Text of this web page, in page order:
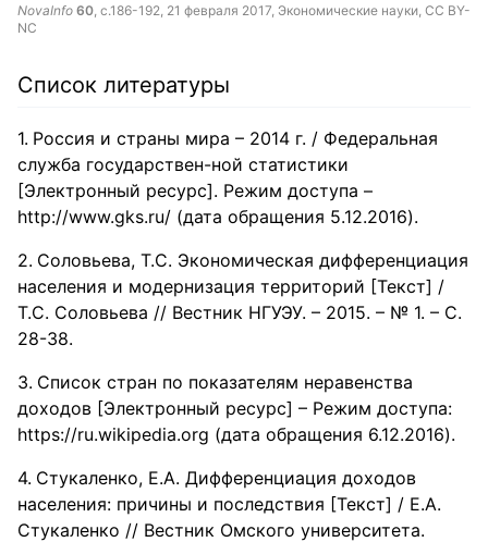
NovaInfo 60, с.186-192, 21 февраля 2017, Экономические науки, CC BY-
NC
Список литературы
Россия и страны мира – 2014 г. / Федеральная
служба государствен-ной статистики
[Электронный ресурс]. Режим доступа –
http://www.gks.ru/ (дата обращения 5.12.2016).
Соловьева, Т.С. Экономическая дифференциация
населения и модернизация территорий [Текст] /
Т.С. Соловьева // Вестник НГУЭУ. – 2015. – № 1. – С.
28-38.
Список стран по показателям неравенства
доходов [Электронный ресурс] – Режим доступа:
https://ru.wikipedia.org (дата обращения 6.12.2016).
Стукаленко, E.A. Дифференциация доходов
населения: причины и последствия [Текст] / Е.А.
Стукаленко // Вестник Омского университета.